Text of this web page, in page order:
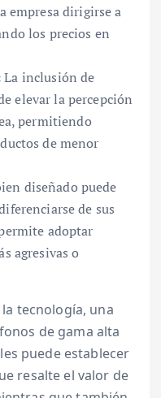
empresa dirigirse a
los precios en
La inclusión de
elevar la percepción
permitiendo
de menor
diseñado puede
de sus
adoptar
agresivas o
tecnología, una
de gama alta
puede establecer
resalte el valor de